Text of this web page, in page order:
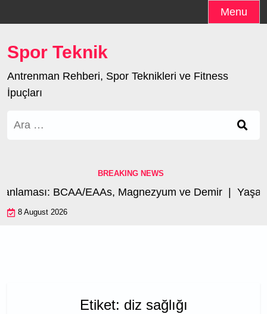
to
Menu
Spor Teknik
Antrenman Rehberi, Spor Teknikleri ve Fitness
İpuçları
Arama:
BREAKING NEWS
BCAA/EAAs, Magnezyum ve Demir | Yaşa
8 August 2026
Etiket: diz sağlığı